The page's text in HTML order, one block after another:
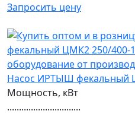
Запросить цену
Насос ИРТЫШ фекальный
Мощность, кВт
...............................